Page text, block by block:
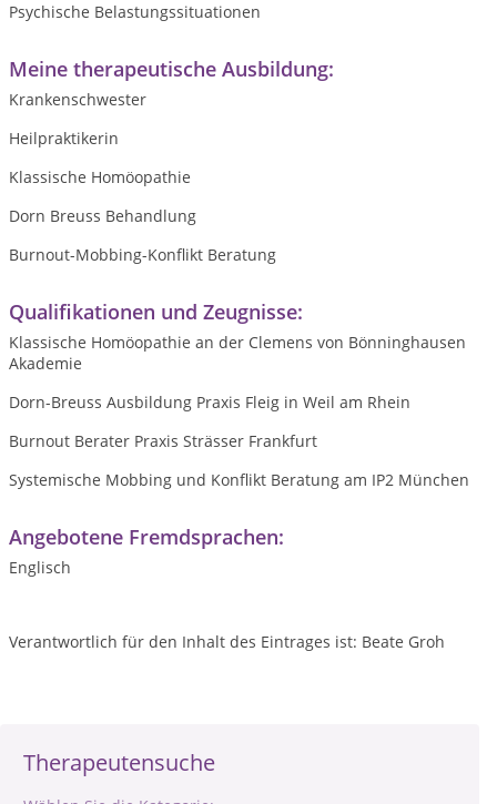
Therapeutensuche
Psychische Belastungssituationen
Meine therapeutische Ausbildung:
Krankenschwester
Heilpraktikerin
Klassische Homöopathie
Dorn Breuss Behandlung
Burnout-Mobbing-Konflikt Beratung
Qualifikationen und Zeugnisse:
Klassische Homöopathie an der Clemens von Bönninghausen
Akademie
Dorn-Breuss Ausbildung Praxis Fleig in Weil am Rhein
Burnout Berater Praxis Strässer Frankfurt
Systemische Mobbing und Konflikt Beratung am IP2 München
Angebotene Fremdsprachen:
Englisch
Verantwortlich für den Inhalt des Eintrages ist: Beate Groh